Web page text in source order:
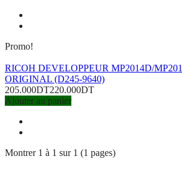
Promo!
RICOH DEVELOPPEUR MP2014D/
ORIGINAL (D245-9640)
205.000DT220.000DT
Ajouter au panier
Montrer 1 à 1 sur 1 (1 pages)